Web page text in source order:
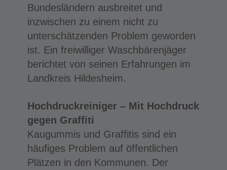
Bundesländern ausbreitet und
inzwischen zu einem nicht zu
unterschätzenden Problem geworden
ist. Ein freiwilliger Waschbärenjäger
berichtet von seinen Erfahrungen im
Landkreis Hildesheim.
Hochdruckreiniger – Mit Hochdruck
gegen Graffiti
Kaugummis und Graffitis sind ein
häufiges Problem auf öffentlichen
Plätzen in den Kommunen. Der